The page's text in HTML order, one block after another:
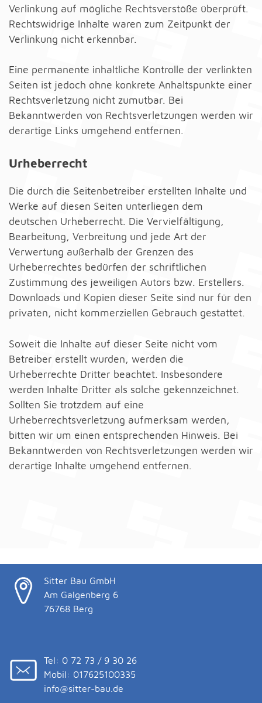
Verlinkung auf mögliche Rechtsverstöße überprüft.
Rechtswidrige Inhalte waren zum Zeitpunkt der
Verlinkung nicht erkennbar.
Eine permanente inhaltliche Kontrolle der verlinkten
Seiten ist jedoch ohne konkrete Anhaltspunkte einer
Rechtsverletzung nicht zumutbar. Bei
Bekanntwerden von Rechtsverletzungen werden wir
derartige Links umgehend entfernen.
Urheberrecht
Die durch die Seitenbetreiber erstellten Inhalte und
Werke auf diesen Seiten unterliegen dem
deutschen Urheberrecht. Die Vervielfältigung,
Bearbeitung, Verbreitung und jede Art der
Verwertung außerhalb der Grenzen des
Urheberrechtes bedürfen der schriftlichen
Zustimmung des jeweiligen Autors bzw. Erstellers.
Downloads und Kopien dieser Seite sind nur für den
privaten, nicht kommerziellen Gebrauch gestattet.
Soweit die Inhalte auf dieser Seite nicht vom
Betreiber erstellt wurden, werden die
Urheberrechte Dritter beachtet. Insbesondere
werden Inhalte Dritter als solche gekennzeichnet.
Sollten Sie trotzdem auf eine
Urheberrechtsverletzung aufmerksam werden,
bitten wir um einen entsprechenden Hinweis. Bei
Bekanntwerden von Rechtsverletzungen werden wir
derartige Inhalte umgehend entfernen.
Sitter Bau GmbH
Am Galgenberg 6
76768 Berg
Tel: 0 72 73 / 9 30 26
Mobil: 017625100335
info@sitter-bau.de